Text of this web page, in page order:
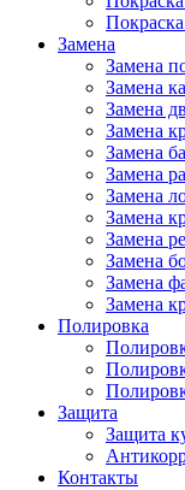
Замена
Замена
Замена
Замена
Замена
Замена
Замена
Замена
Замена
Замена
Замена
Замена
Замена
Полировка
Защита
Защита
Контакты